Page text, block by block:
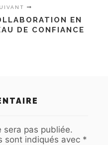
EN
DE CONFIANCE
sera pas publiée.
sont indiqués avec *